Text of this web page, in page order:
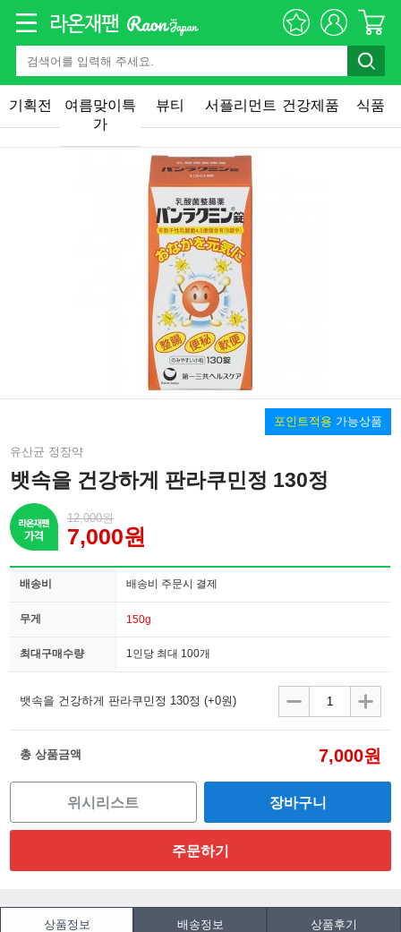
기획전
여름맞이특
가
뷰티 서플리먼트 건강제품 식품
포인트적용 가능상품
유산균 정장약
뱃속을 건강하게 판라쿠민정 130정
12,000원
7,000원
배송비 배송비 주문시 결제
무게 150g
최대구매수량 1인당 최대 100개
뱃속을 건강하게 판라쿠민정 130정 (+0원)
총 상품금액 7,000원
위시리스트
상품정보 배송정보 상품후기